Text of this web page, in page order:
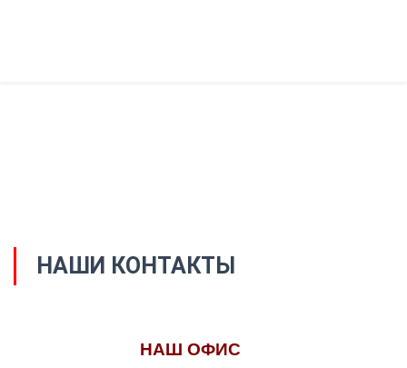
НАШИ КОНТАКТЫ
НАШ ОФИС